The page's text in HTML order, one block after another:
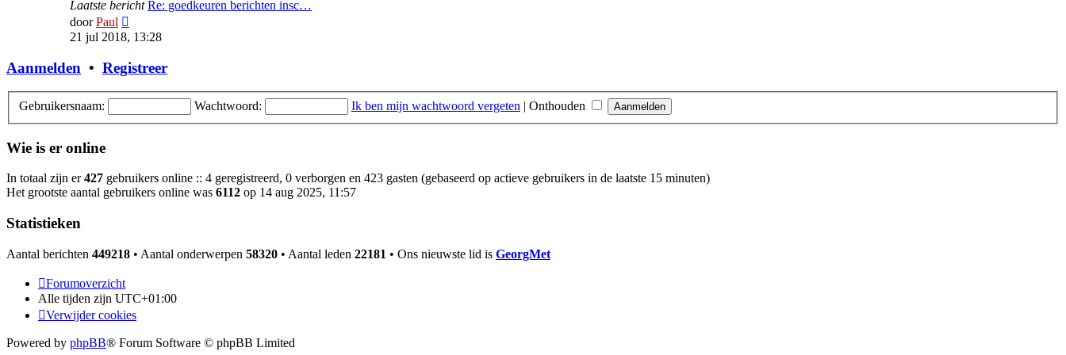
Laatste bericht Re: goedkeuren berichten insc…
doorPaul
laatste
21 jul 2018, 13:28
Aanmelden • Registreer
Gebruikersnaam: Wachtwoord: Ik ben mijn wachtwoord vergeten | Onthouden
Wie is er online
In totaal zijn er427 gebruikers online :: 4 geregistreerd, 0 verborgen en 423 gasten (gebaseerd op actieve gebruikers in de laatste 15 minuten)
Het grootste aantal gebruikers online was 6112 op 14 aug 2025, 11:57
Statistieken
Aantal berichten 449218 • Aantal onderwerpen 58320 • Aantal leden 22181 • Ons nieuwste lid is GeorgMet
Forumoverzicht
Alle tijden zijn UTC+01:00
Verwijder cookies
Powered by phpBB® Forum Software © phpBB Limited